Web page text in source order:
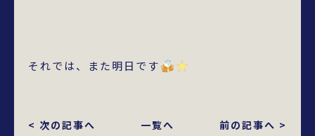
それでは、また明日です
< 次の記事へ 一覧へ 前の記事へ >